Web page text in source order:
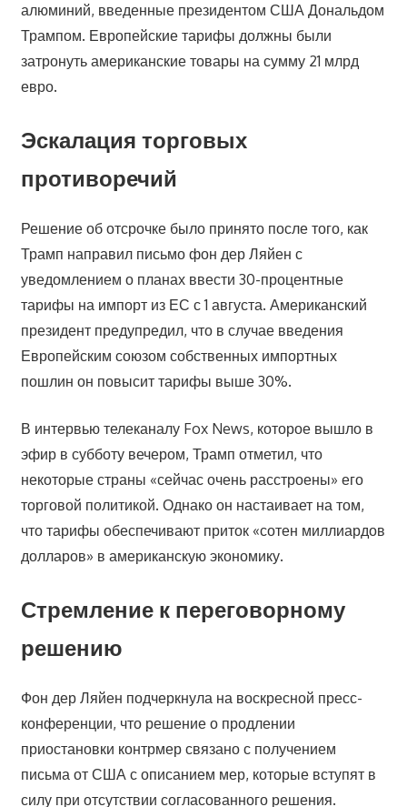
алюминий, введенные президентом США Дональдом
Трампом. Европейские тарифы должны были
затронуть американские товары на сумму 21 млрд
евро.
Эскалация торговых
противоречий
Решение об отсрочке было принято после того, как
Трамп направил письмо фон дер Ляйен с
уведомлением о планах ввести 30-процентные
тарифы на импорт из ЕС с 1 августа. Американский
президент предупредил, что в случае введения
Европейским союзом собственных импортных
пошлин он повысит тарифы выше 30%.
В интервью телеканалу Fox News, которое вышло в
эфир в субботу вечером, Трамп отметил, что
некоторые страны «сейчас очень расстроены» его
торговой политикой. Однако он настаивает на том,
что тарифы обеспечивают приток «сотен миллиардов
долларов» в американскую экономику.
Стремление к переговорному
решению
Фон дер Ляйен подчеркнула на воскресной пресс-
конференции, что решение о продлении
приостановки контрмер связано с получением
письма от США с описанием мер, которые вступят в
силу при отсутствии согласованного решения.